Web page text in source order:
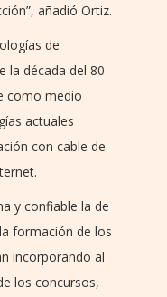
añadió Ortiz.
de
la década del 80
como medio
actuales
con cable de
y confiable la de
formación de los
incorporando al
los concursos,